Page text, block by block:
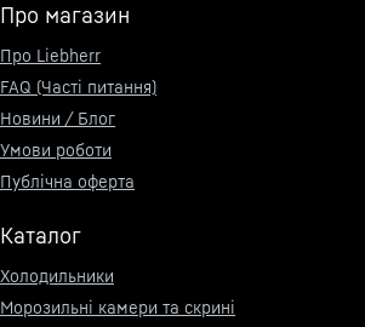
Про магазин
Про Liebherr
FAQ (Часті питання)
Новини / Блог
Умови роботи
Публічна оферта
Каталог
Холодильники
Морозильні камери та скрині